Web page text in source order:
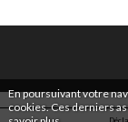
En poursuivant votre
cookies. Ces derniers